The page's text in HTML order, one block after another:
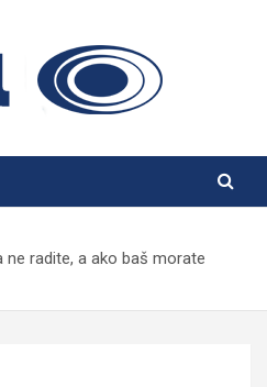
ne radite, a ako baš morate